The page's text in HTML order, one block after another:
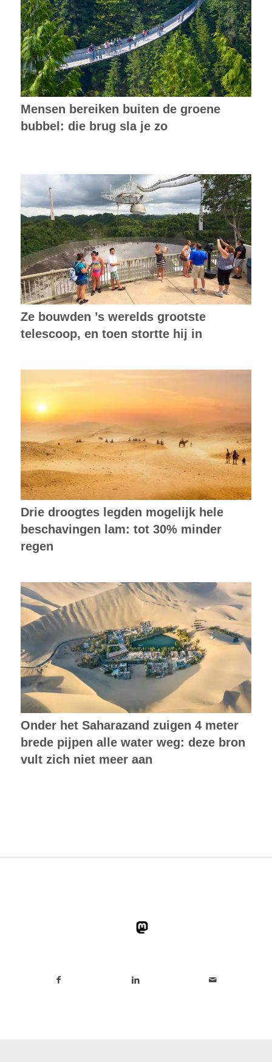
Mensen bereiken buiten de groene
bubbel: die brug sla je zo
Ze bouwden ’s werelds grootste
telescoop, en toen stortte hij in
Drie droogtes legden mogelijk hele
beschavingen lam: tot 30% minder
regen
Onder het Saharazand zuigen 4 meter
brede pijpen alle water weg: deze bron
vult zich niet meer aan